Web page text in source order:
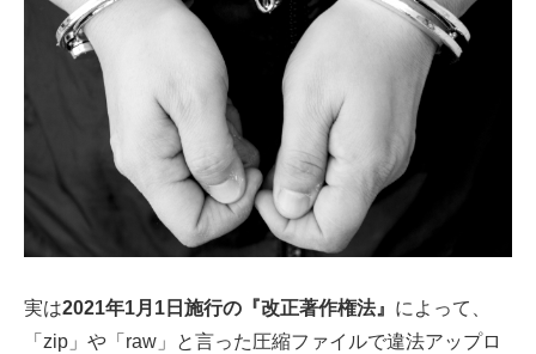
実は2021年1月1日施行の『改正著作権法』 によって、
「zip」や「raw」と言った圧縮ファイルで違法アップロ